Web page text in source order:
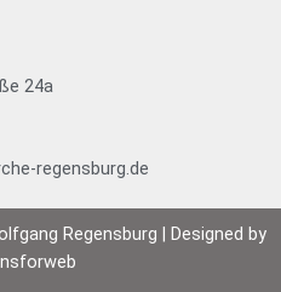
24a
regensburg.de
Regensburg | Designed by